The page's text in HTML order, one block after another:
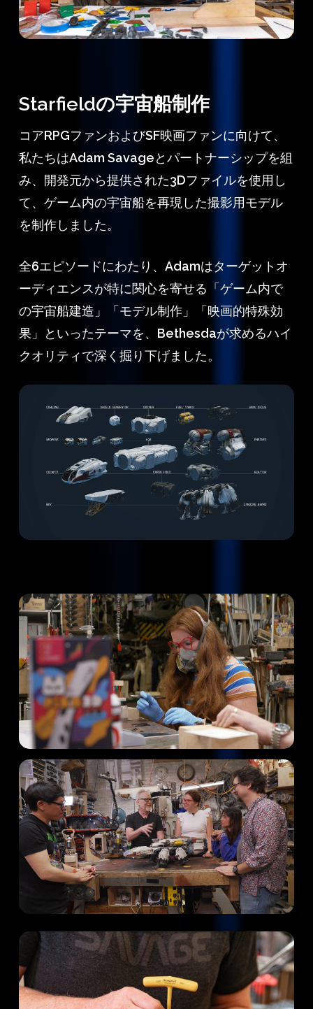
Starfieldの宇宙船制作
コアRPGファンおよびSF映画ファンに向けて、
私たちはAdam Savageとパートナーシップを組
み、開発元から提供された3Dファイルを使用し
て、ゲーム内の宇宙船を再現した撮影用モデル
を制作しました。
全6エピソードにわたり、Adamはターゲットオ
ーディエンスが特に関心を寄せる「ゲーム内で
の宇宙船建造」「モデル制作」「映画的特殊効
果」といったテーマを、Bethesdaが求めるハイ
クオリティで深く掘り下げました。